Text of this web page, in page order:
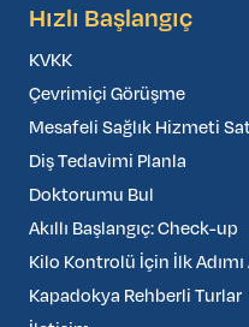
Hızlı Başlangıç
KVKK
Çevrimiçi Görüşme
Mesafeli Sağlık Hizmeti
Diş Tedavimi Planla
Doktorumu Bul
Akıllı Başlangıç: Check-up
Kilo Kontrolü İçin İlk Adımı
Kapadokya Rehberli Turlar